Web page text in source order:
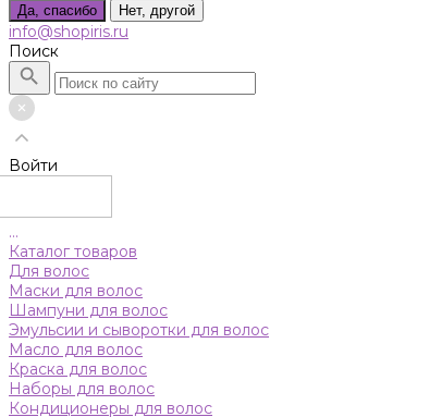
Да, спасибо Нет, другой
info@shopiris.ru
Поиск
Войти
...
Каталог товаров
Для волос
Маски для волос
Шампуни для волос
Эмульсии и сыворотки для волос
Масло для волос
Краска для волос
Наборы для волос
Кондиционеры для волос